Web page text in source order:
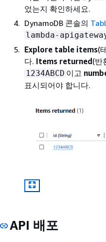
었는지 확인하세요.
DynamoDB 콘솔의
lambda-
Explore table items(
다. Items returned (반
1234ABCD 이고
표시되어야 합니다.
API 배포